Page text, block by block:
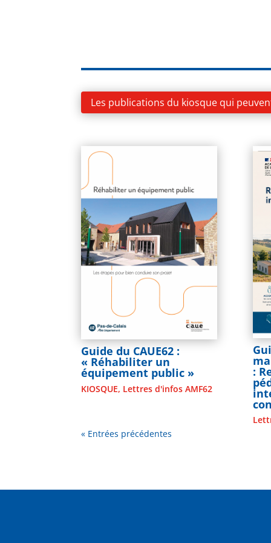
Les publications du kiosque qui
Guide du CAUE62 :
« Réhabiliter un
équipement public »
KIOSQUE, Lettres d'infos AMF62
:
« Entrées précédentes